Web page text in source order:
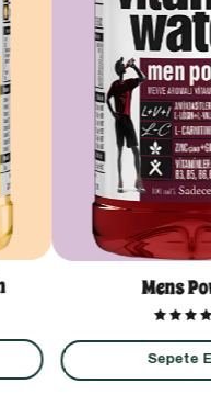
Mens
Sepete